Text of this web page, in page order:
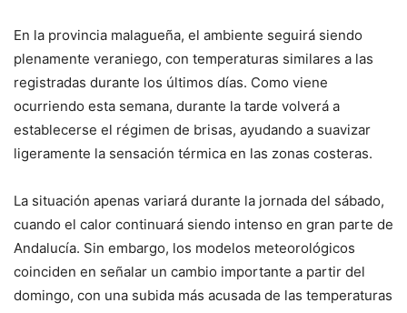
En la provincia malagueña, el ambiente seguirá siendo
plenamente veraniego, con temperaturas similares a las
registradas durante los últimos días. Como viene
ocurriendo esta semana, durante la tarde volverá a
establecerse el régimen de brisas, ayudando a suavizar
ligeramente la sensación térmica en las zonas costeras.
La situación apenas variará durante la jornada del sábado,
cuando el calor continuará siendo intenso en gran parte de
Andalucía. Sin embargo, los modelos meteorológicos
coinciden en señalar un cambio importante a partir del
domingo, con una subida más acusada de las temperaturas